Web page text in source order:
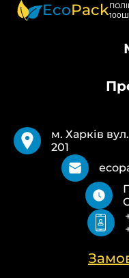
EcoPack
Пакети Zip-
Еко
Еко
Еко
м. Харків
201